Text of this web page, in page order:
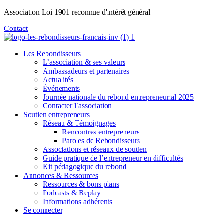
Aller
contenu
Association Loi 1901 reconnue d'intérêt général
Contact
Les Rebondisseurs
L’association & ses valeurs
Ambassadeurs et partenaires
Actualités
Événements
Journée nationale du rebond entrepreneurial 2025
Contacter l’association
Soutien entrepreneurs
Réseau & Témoignages
Rencontres entrepreneurs
Paroles de Rebondisseurs
Associations et réseaux de soutien
Guide pratique de l’entrepreneur en difficultés
Kit pédagogique du rebond
Annonces & Ressources
Ressources & bons plans
Podcasts & Replay
Informations adhérents
Se connecter